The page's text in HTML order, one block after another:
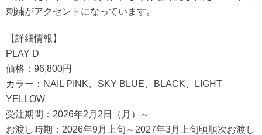
刺繍がアクセントになっています。
【詳細情報】
PLAY D
価格：96,800円
カラー：NAIL PINK、SKY BLUE、BLACK、LIGHT
YELLOW
受注期間：2026年2月2日（月）～
お渡し時期：2026年9月上旬～2027年3月上旬頃順次お渡し